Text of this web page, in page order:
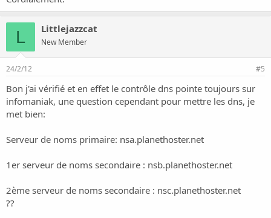
L Littlejazzcat
New Member
24/2/12 #5
Bon j'ai vérifié et en effet le contrôle dns pointe toujours sur
infomaniak, une question cependant pour mettre les dns, je
met bien:
Serveur de noms primaire: nsa.planethoster.net
1er serveur de noms secondaire : nsb.planethoster.net
2ème serveur de noms secondaire : nsc.planethoster.net
??